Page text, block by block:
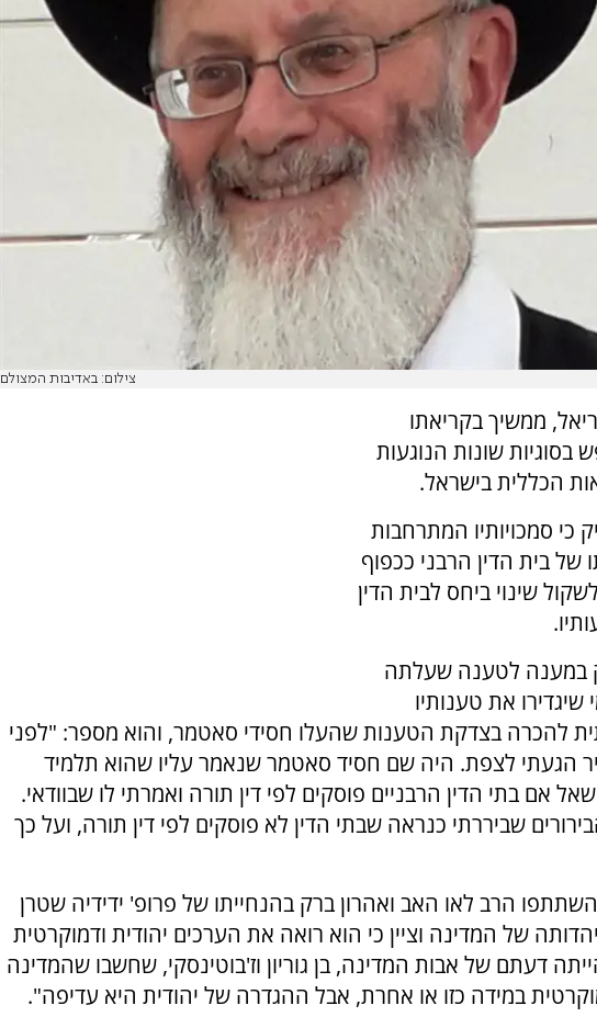
צילום: באדיבות המצולם
ממשיך בקריאתו
בסוגיות שונות הנוגעות
הכללית בישראל.
הרב גליק כי סמכויותיו המתרחבות
בית הדין הרבני ככפוף
שינוי ביחס לבית הדין
במענה לטענה שעלתה
את טענותיו
להכרה בצדקת הטענות שהעלו חסידי סאטמר, והוא מספר: "לפני
הגעתי לצפת. היה שם חסיד סאטמר שנאמר עליו שהוא תלמיד
אם בתי הדין הרבניים פוסקים לפי דין תורה ואמרתי לו שבוודאי.
שביררתי כנראה שבתי הדין לא פוסקים לפי דין תורה, ועל כך
השתתפו הרב לאו האב ואהרון ברק בהנחייתו של פרופ' ידידיה שטרן
של המדינה וציין כי הוא רואה את הערכים יהודית ודמוקרטית
דעתם של אבות המדינה, בן גוריון וז'בוטינסקי, שחשבו שהמדינה
במידה כזו או אחרת, אבל ההגדרה של יהודית היא עדיפה".